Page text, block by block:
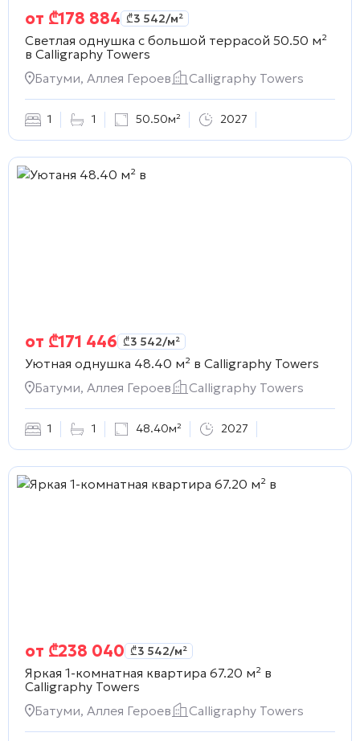
от ₾178 884 ₾3 542/м²
Светлая однушка с большой террасой 50.50 м²
в Calligraphy Towers
Батуми, Аллея Героев
Calligraphy Towers
1 1 50.50м² 2027
от ₾171 446 ₾3 542/м²
Уютная однушка 48.40 м² в Calligraphy Towers
Батуми, Аллея Героев
Calligraphy Towers
1 1 48.40м² 2027
от ₾238 040 ₾3 542/м²
Яркая 1-комнатная квартира 67.20 м² в
Calligraphy Towers
Батуми, Аллея Героев
Calligraphy Towers